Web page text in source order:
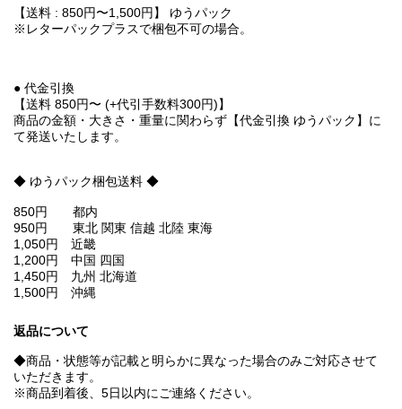
【送料 : 850円〜1,500円】 ゆうパック
※レターパックプラスで梱包不可の場合。
● 代金引換
【送料 850円〜 (+代引手数料300円)】
商品の金額・大きさ・重量に関わらず【代金引換 ゆうパック】に
て発送いたします。
◆ ゆうパック梱包送料 ◆
850円 都内
950円 東北 関東 信越 北陸 東海
1,050円 近畿
1,200円 中国 四国
1,450円 九州 北海道
1,500円 沖縄
返品について
◆商品・状態等が記載と明らかに異なった場合のみご対応させて
いただきます。
※商品到着後、5日以内にご連絡ください。